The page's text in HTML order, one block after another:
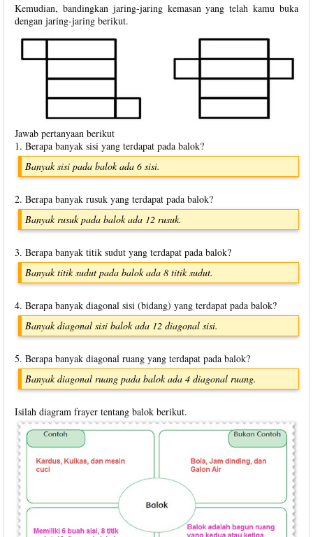
Kemudian, bandingkan jaring-jaring kemasan yang telah kamu buka
dengan jaring-jaring berikut.
Jawab pertanyaan berikut
1. Berapa banyak sisi yang terdapat pada balok?
Banyak sisi pada balok ada 6 sisi.
2. Berapa banyak rusuk yang terdapat pada balok?
Banyak rusuk pada balok ada 12 rusuk.
3. Berapa banyak titik sudut yang terdapat pada balok?
Banyak titik sudut pada balok ada 8 titik sudut.
4. Berapa banyak diagonal sisi (bidang) yang terdapat pada balok?
Banyak diagonal sisi balok ada 12 diagonal sisi.
5. Berapa banyak diagonal ruang yang terdapat pada balok?
Banyak diagonal ruang pada balok ada 4 diagonal ruang.
Isilah diagram frayer tentang balok berikut.